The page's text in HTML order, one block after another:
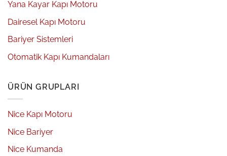
Yana Kayar Kapı Motoru
Dairesel Kapı Motoru
Bariyer Sistemleri
Otomatik Kapı Kumandaları
ÜRÜN GRUPLARI
Nice Kapı Motoru
Nice Bariyer
Nice Kumanda